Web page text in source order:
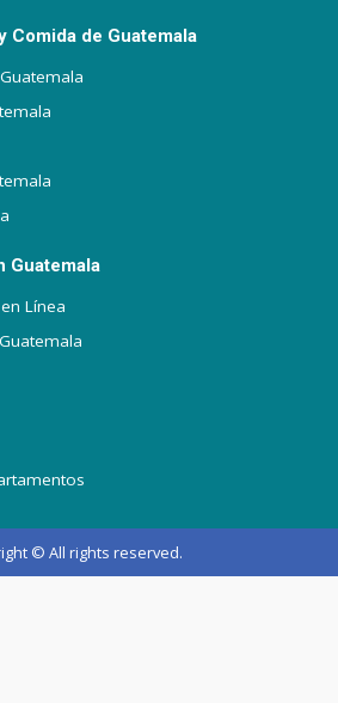
Comida de Guatemala
Guatemala
Línea
© All rights reserved.